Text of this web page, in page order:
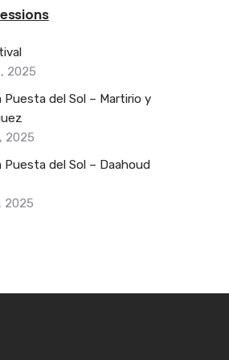
2025
Puesta del Sol – Martirio y
2025
Puesta del Sol – Daahoud
2025